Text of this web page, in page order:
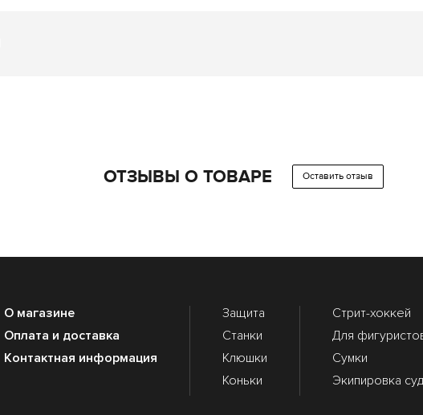
ОТЗЫВЫ О ТОВАРЕ Оставить отзыв
О магазине
Оплата и доставка
Контактная информация
Защита
Станки
Клюшки
Коньки
Стрит-хоккей
Для
Сумки
Экипировка